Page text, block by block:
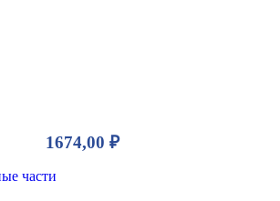
1674,00 ₽
части